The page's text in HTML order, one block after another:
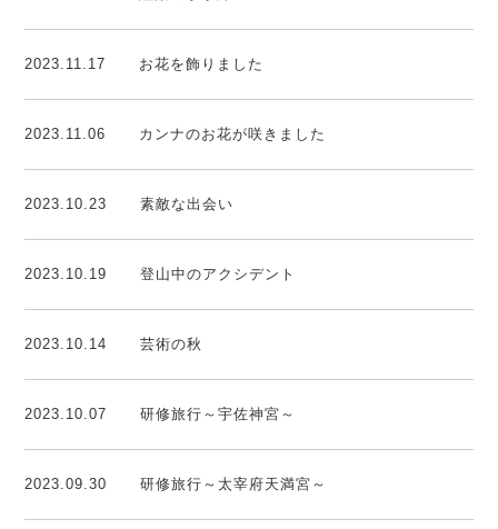
2023.11.17 お花を飾りました
2023.11.06 カンナのお花が咲きました
2023.10.23 素敵な出会い
2023.10.19 登山中のアクシデント
2023.10.14 芸術の秋
2023.10.07 研修旅行～宇佐神宮～
2023.09.30 研修旅行～太宰府天満宮～